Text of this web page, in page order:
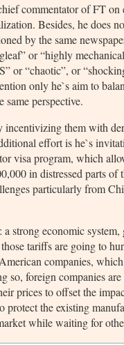
commentator of FT
Besides, he does
by the same
or “highly
or “chaotic”, or
only he`s aim to
same perspective.
them with
effort is he`s
visa program, which
in distressed parts of
particularly from
strong economic
tariffs are going to
companies,
foreign companies are
prices to offset the
the existing
while waiting for